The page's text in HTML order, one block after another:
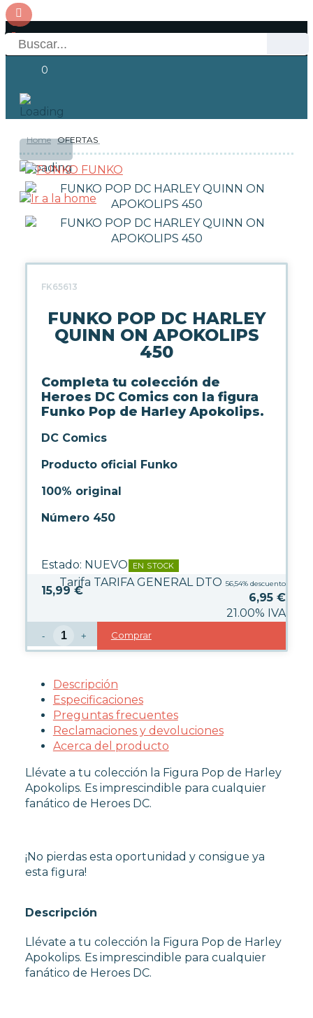
0
Acceso
OFERTAS
RESERVAS
NOVEDADES
FUNKO POP!
WARHAMMER
MERCHANDISING
Home OFERTAS
FUNKO
FK65613
FUNKO POP DC HARLEY
QUINN ON APOKOLIPS
450
Completa tu colección de
Heroes DC Comics con la figura
Funko Pop de Harley Apokolips.
DC Comics
Producto oficial Funko
100% original
Número 450
Estado: NUEVO EN STOCK
15,99 €
Tarifa TARIFA GENERAL DTO 56,54%descuento
6,95 €
21.00% IVA
- + Comprar
Descripción
Especificaciones
Preguntas frecuentes
Reclamaciones y devoluciones
Acerca del producto
Llévate a tu colección la Figura Pop de Harley
Apokolips. Es imprescindible para cualquier
fanático de Heroes DC.
¡No pierdas esta oportunidad y consigue ya
esta figura!
Descripción
Llévate a tu colección la Figura Pop de Harley
Apokolips. Es imprescindible para cualquier
fanático de Heroes DC.